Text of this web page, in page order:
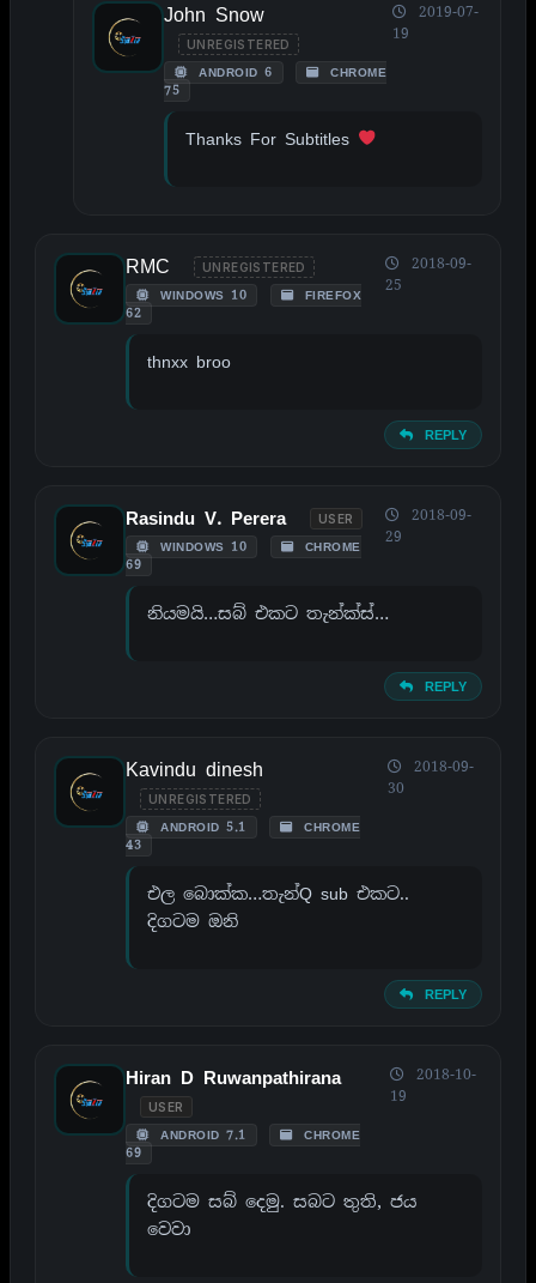
John Snow
UNREGISTERED
ANDROID 6
CHROME
75
2019-07-
19
Thanks For Subtitles
RMC UNREGISTERED
WINDOWS 10
FIREFOX
62
2018-09-
25
thnxx broo
REPLY
Rasindu V. Perera USER
WINDOWS 10
CHROME
69
2018-09-
29
නියමයි…සබ් එකට තැන්ක්ස්…
REPLY
Kavindu dinesh
UNREGISTERED
ANDROID 5.1
CHROME
43
2018-09-
30
එල බොක්ක…තැන්Q sub එකට..
දිගටම ඔනි
REPLY
Hiran D Ruwanpathirana
USER
ANDROID 7.1
CHROME
69
2018-10-
19
දිගටම සබ් දෙමු. සබට තුති, ජය
වෙවා